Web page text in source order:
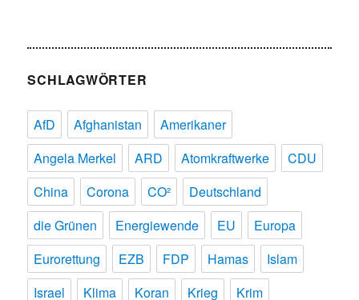
SCHLAGWÖRTER
AfD Afghanistan
Amerikaner
Angela Merkel
ARD Atomkraftwerke
CDU
China
Corona CO²
Deutschland
die Grünen
Energiewende EU
Europa
Eurorettung
EZB FDP Hamas
Islam
Israel
Klima Koran Krieg
Krim